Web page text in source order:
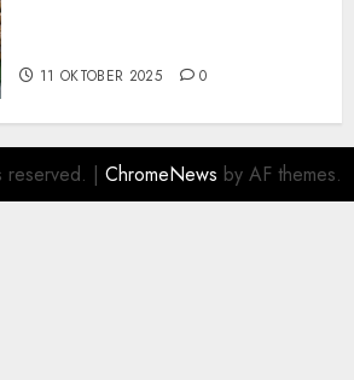
11 OKTOBER 2025 0
| ChromeNews by AF themes.